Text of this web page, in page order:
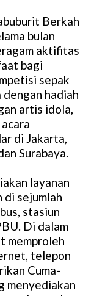
Berkah
bulan
aktifitas
bagi
sepak
hadiah
artis idola,
di Jakarta,
Surabaya.
layanan
di sejumlah
stasiun
Di dalam
memproleh
telepon
Cuma-
menyediakan